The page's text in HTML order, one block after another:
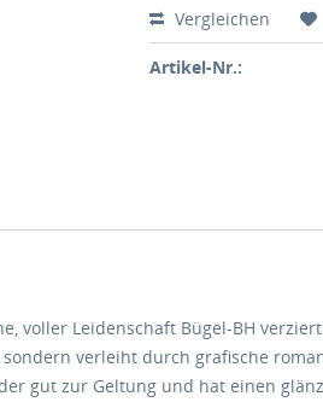
Vergleichen
Artikel-Nr.:
voller Leidenschaft Bügel-BH
verleiht durch grafische
gut zur Geltung und hat einen